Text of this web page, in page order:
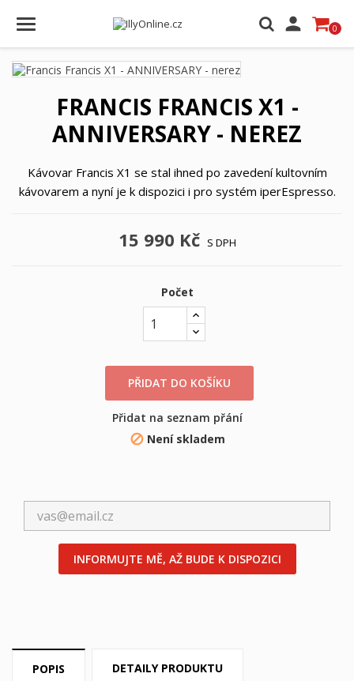
 0
FRANCIS FRANCIS X1 -
ANNIVERSARY - NEREZ
Kávovar Francis X1 se stal ihned po zavedení kultovním
kávovarem a nyní je k dispozici i pro systém iperEspresso.
15 990 Kč S DPH
Počet
PŘIDAT DO KOŠÍKU
Přidat na seznam přání
 Není skladem
INFORMUJTE MĚ, AŽ BUDE K DISPOZICI
POPIS DETAILY PRODUKTU
Můj seznam přání
((label))
Musíte být přihlášen, abyste si mohli výrobky uložit do